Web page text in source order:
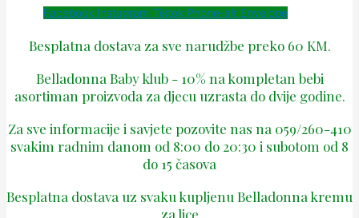
Facebook Instagram Tiktok Phone-alt Envelope
Besplatna dostava za sve narudžbe preko 60 KM.
Belladonna Baby klub - 10% na kompletan bebi
asortiman proizvoda za djecu uzrasta do dvije godine.
Za sve informacije i savjete pozovite nas na 059/260-410
svakim radnim danom od 8:00 do 20:30 i subotom od 8
do 15 časova
Besplatna dostava uz svaku kupljenu Belladonna kremu
za lice